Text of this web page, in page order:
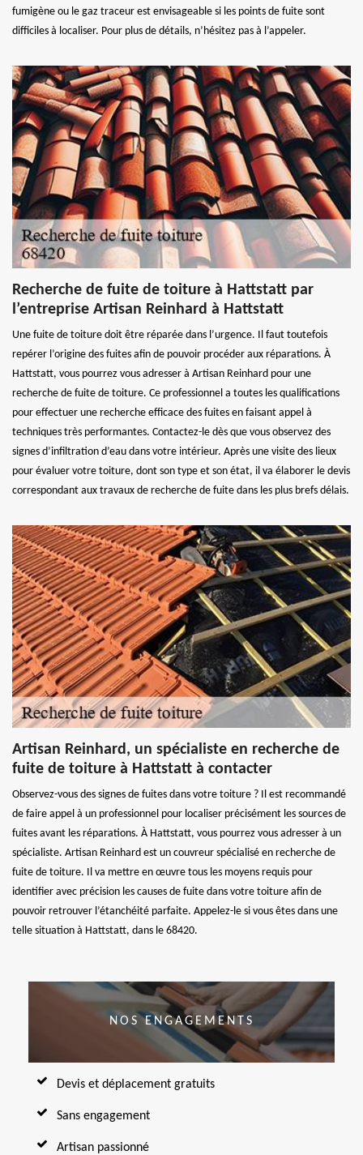
fumigène ou le gaz traceur est envisageable si les points de fuite sont
difficiles à localiser. Pour plus de détails, n’hésitez pas à l’appeler.
Recherche de fuite de toiture à Hattstatt par
l’entreprise Artisan Reinhard à Hattstatt
Une fuite de toiture doit être réparée dans l’urgence. Il faut toutefois
repérer l’origine des fuites afin de pouvoir procéder aux réparations. À
Hattstatt, vous pourrez vous adresser à Artisan Reinhard pour une
recherche de fuite de toiture. Ce professionnel a toutes les qualifications
pour effectuer une recherche efficace des fuites en faisant appel à
techniques très performantes. Contactez-le dès que vous observez des
signes d’infiltration d’eau dans votre intérieur. Après une visite des lieux
pour évaluer votre toiture, dont son type et son état, il va élaborer le devis
correspondant aux travaux de recherche de fuite dans les plus brefs délais.
Artisan Reinhard, un spécialiste en recherche de
fuite de toiture à Hattstatt à contacter
Observez-vous des signes de fuites dans votre toiture ? Il est recommandé
de faire appel à un professionnel pour localiser précisément les sources de
fuites avant les réparations. À Hattstatt, vous pourrez vous adresser à un
spécialiste. Artisan Reinhard est un couvreur spécialisé en recherche de
fuite de toiture. Il va mettre en œuvre tous les moyens requis pour
identifier avec précision les causes de fuite dans votre toiture afin de
pouvoir retrouver l’étanchéité parfaite. Appelez-le si vous êtes dans une
telle situation à Hattstatt, dans le 68420.
NOS ENGAGEMENTS
Devis et déplacement gratuits
Sans engagement
Artisan passionné